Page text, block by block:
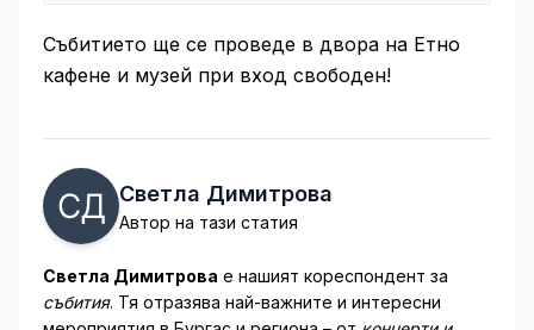
Събитието ще се проведе в двора на Етно
кафене и музей при вход свободен!
Светла Димитрова
Автор на тази статия
Светла Димитрова е нашият кореспондент за
събития. Тя отразява най-важните и интересни